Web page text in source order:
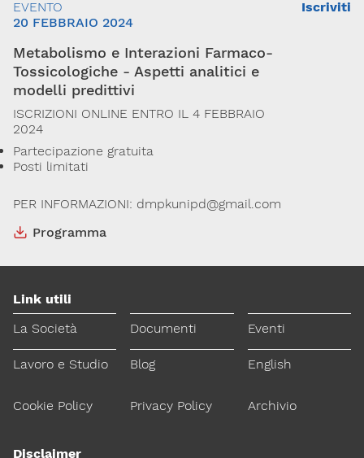
P.I. 06792491000
segreteria@sitox.org
CONTATTACI
EVENTO
20 FEBBRAIO 2024
Metabolismo e Interazioni Farmaco-
Tossicologiche - Aspetti analitici e
modelli predittivi
ISCRIZIONI ONLINE ENTRO IL 4 FEBBRAIO
2024
Partecipazione gratuita
Posti limitati
PER INFORMAZIONI: dmpkunipd@gmail.com
Programma
Iscriviti
Via Giovanni Pascoli, 3
20129, Milano
C.F. 96330980580
Codice SDI: M5UXCR1
M. Segreteria@sitox.org
Link utili
La Società
Documenti Eventi
Lavoro e Studio Blog English
Cookie Policy Privacy Policy Archivio
Disclaimer